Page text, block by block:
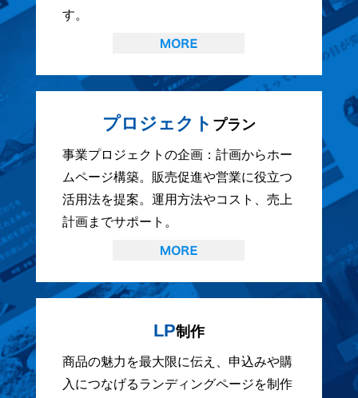
す。
プロジェクト プラン
事業プロジェクトの企画：計画からホー
ムページ構築。販売促進や営業に役立つ
活用法を提案。運用方法やコスト、売上
計画までサポート。
LP制作
商品の魅力を最大限に伝え、申込みや購
入につなげるランディングページを制作